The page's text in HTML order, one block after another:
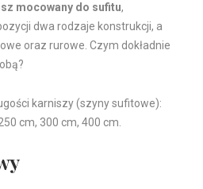
mocowany do sufitu,
dwa rodzaje konstrukcji, a
oraz rurowe. Czym dokładnie
karniszy (szyny sufitowe):
cm, 300 cm, 400 cm.